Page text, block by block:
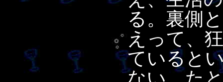
る。裏側
えって、
ていると
ない。た